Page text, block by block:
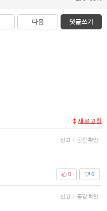
다음 댓글쓰기
새로고침
신고 | 공감 확인
0
0
신고 | 공감 확인